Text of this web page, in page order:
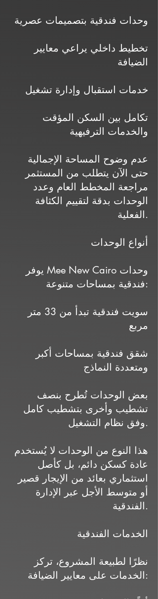
وحدات فندقية بتصميمات عصرية
تخطيط داخلي يراعي معايير
الضيافة
خدمات استقبال وإدارة تشغيل
تكامل بين السكن المؤقت
والخدمات الترفيهية
عدم وضوح المساحة الإجمالية
حتى الآن يتطلب من المستثمر
مراجعة المخطط العام وعدد
الوحدات بدقة لتقييم الكثافة
الفعلية.
أنواع الوحدات
يوفر Mee New Cairo وحدات
فندقية بمساحات متنوعة:
سويت فندقية تبدأ من 33 متر
مربع
شقق فندقية بمساحات أكبر
ومتعددة النماذج
بعض الوحدات تُطرح بنصف
تشطيب وأخرى بتشطيب كامل
وفق نظام التشغيل.
هذا النوع من الوحدات لا يُستخدم
عادة كسكن دائم، بل كأصل
استثماري بعائد من الإيجار قصير
أو متوسط الأجل عبر الإدارة
الفندقية.
الخدمات الفندقية
نظرًا لطبيعة المشروع، تركز
الخدمات على معايير الضيافة: